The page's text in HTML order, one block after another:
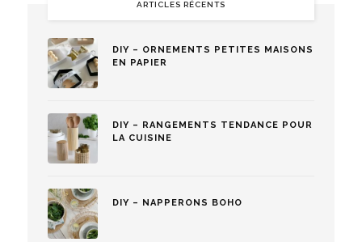
ARTICLES RÉCENTS
DIY – ORNEMENTS PETITES MAISONS
EN PAPIER
DIY – RANGEMENTS TENDANCE POUR
LA CUISINE
DIY – NAPPERONS BOHO